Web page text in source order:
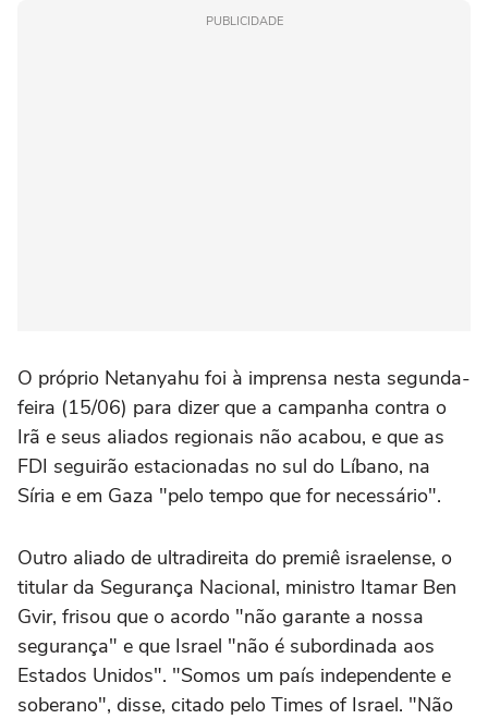
PUBLICIDADE
O próprio Netanyahu foi à imprensa nesta segunda-
feira (15/06) para dizer que a campanha contra o
Irã e seus aliados regionais não acabou, e que as
FDI seguirão estacionadas no sul do Líbano, na
Síria e em Gaza "pelo tempo que for necessário".
Outro aliado de ultradireita do premiê israelense, o
titular da Segurança Nacional, ministro Itamar Ben
Gvir, frisou que o acordo "não garante a nossa
segurança" e que Israel "não é subordinada aos
Estados Unidos". "Somos um país independente e
soberano", disse, citado pelo Times of Israel. "Não